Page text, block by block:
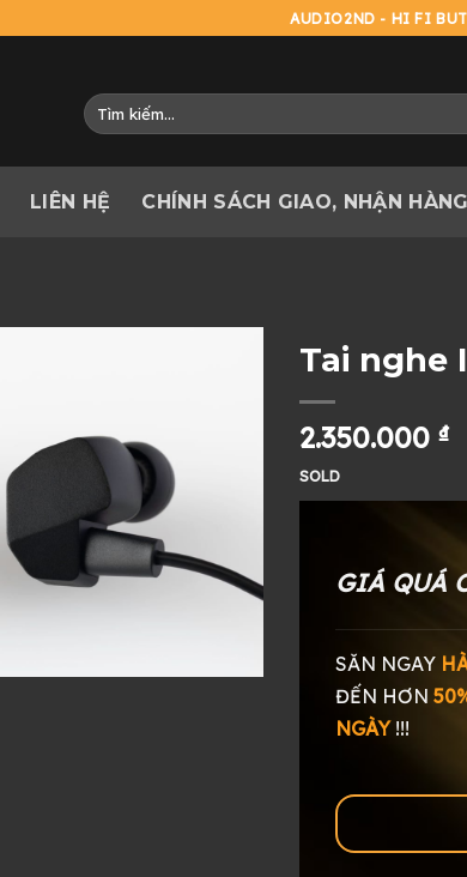
AUDIO2ND - HI FI BUT
Tìm
kiếm:
LIÊN HỆ CHÍNH SÁCH GIAO, NHẬN
Tai nghe
2.350.000 ₫
SOLD
GIÁ QUÁ
SĂN NGAY
ĐẾN HƠN
NGÀY!!!